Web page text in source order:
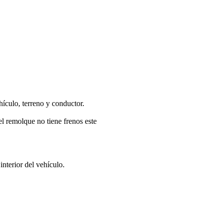
terreno y conductor.
remolque no tiene frenos este
interior del vehículo.